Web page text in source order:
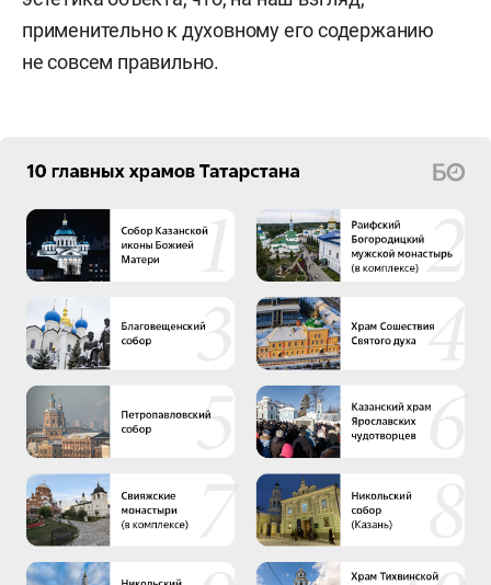
применительно к духовному его содержанию
не совсем правильно.